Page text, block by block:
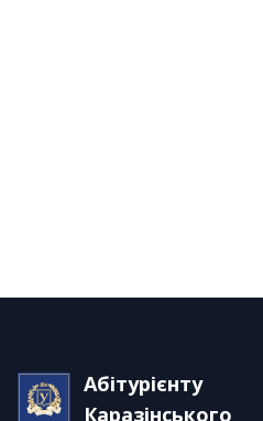
Абітурієнту
Каразінського